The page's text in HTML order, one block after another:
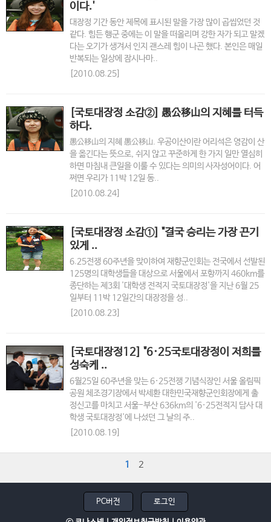
이다.'
대장정 기간 동안 제목에 표시된 말을 가장 많이 곱씹었던 것
같다. 힘든 행군 중에는 이 말을 떠올리며 강한 자가 되고 말겠
다는 오기가 생겨서 인지 괜스레 힘이 나곤 했다. 본인은 매일
반복되는 일상에 잠시나마..
[2010.08.25]
[국토대장정 소감②] 愚公移山의 지혜를 터득
하다.
愚公移山의 지혜 愚公移山. 우공이산이란 어리석은 영감이 산
을 옮긴다는 뜻으로, 쉬지 않고 꾸준하게 한 가지 일만 열심히
하면 마침내 큰일을 이룰 수 있다는 의미의 사자성어이다. 어
쩌면 우리가 11박 12일 동..
[2010.08.24]
[국토대장정 소감①] "결국 승리는 가장 끈기
있게 ..
6.25전쟁 60주년을 맞이하여 재향군인회는 전국에서 선발된
125명의 대학생들을 대상으로 서울에서 포항까지 460km를
종단하는 제3회 '대학생 전적지 국토대장정'을 지난 6월 25
일부터 11박 12일간의 대장정을 성..
[2010.08.23]
[국토대장정12] "6·25국토대장정이 저희를
성숙케 ..
6월25일 60주년을 맞는 6·25전쟁 기념식장인 서울 올림픽
공원 체조경기장에서 박세환 대한민국재향군인회장에게 출
정신고를 마치고 서울-부산 636km의 '6·25전적지 답사 대
학생 국토대장정'에 나섰던 그 날의 주..
[2010.08.19]
1 2
PC버전 로그인